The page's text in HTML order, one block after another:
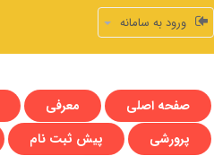
ورود به سامانه
صفحه اصلی معرفی
پرورشی
پیش ثبت نام